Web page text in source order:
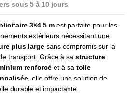
sous 5 à 10 jours.
3×4,5 m est parfaite pour les
extérieurs nécessitant une
plus large sans compromis sur la
transport. Grâce à sa structure
renforcé et à sa toile
, elle offre une solution de
durable et impactante.